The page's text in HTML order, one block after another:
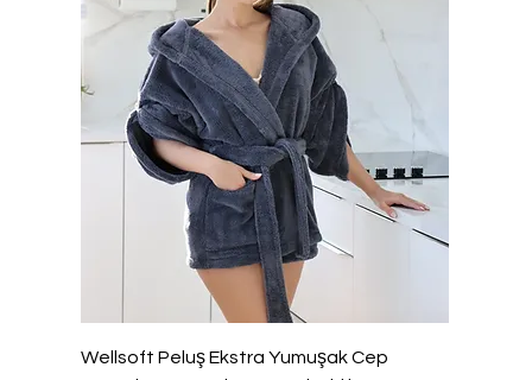
Wellsoft Peluş Ekstra Yumuşak Cep